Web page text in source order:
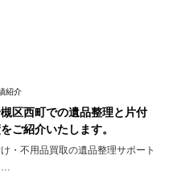
紹介
区西町での遺品整理と片付
ご紹介いたします。
・不用品買取の遺品整理サポート
…